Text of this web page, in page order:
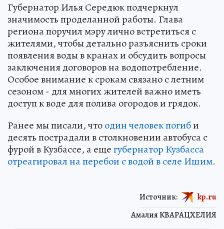
Губернатор Илья Середюк подчеркнул
значимость проделанной работы. Глава
региона поручил мэру лично встретиться с
жителями, чтобы детально разъяснить сроки
появления воды в кранах и обсудить вопросы
заключения договоров на водопотребление.
Особое внимание к срокам связано с летним
сезоном - для многих жителей важно иметь
доступ к воде для полива огородов и грядок.
Ранее мы писали, чтоодин человек погиби
десять пострадали в столкновении автобуса с
фурой в Кузбассе, а ещегубернатор Кузбасса
отреагировал на перебои с водой в селе Ишим.
Амалия КВАРАЦХЕЛИЯ
Источник: kp.ru